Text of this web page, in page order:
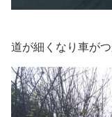
道が細くなり車が